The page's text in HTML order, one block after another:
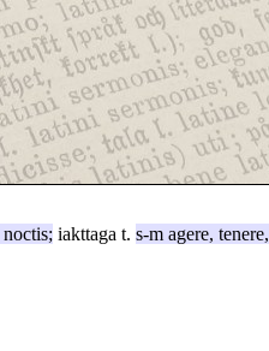
noctis; iakttaga t. s-m agere, tenere,